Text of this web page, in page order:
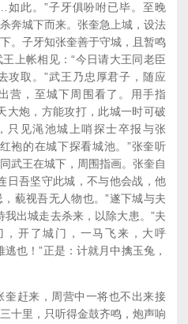
此。”子牙俱吩咐已毕。至晚
奔城下而来。张奎急上城，设法
。子牙知张奎善于守城，且暂鸣
上帐相见：“今日请大王同老臣
攻取。”武王乃忠厚君子，随应
营，至城下周围看了。用手指
大炮，方能攻打，此城一时可破
只见渑池城上哨探士卒报与张
袍的在城下探看城池。”张奎听
武王在城下，周围指画。张奎自
日吾坚守此城，不与他会战，他
藐视吾无人物也。”遂下城与夫
我出城走去杀来，以除大患。”夫
，开了城门，一马飞来，大呼
也！”正是：计就月中擒玉兔，
赶来，周营中一将也不出来接
十里，只听得金鼓齐鸣，炮声响